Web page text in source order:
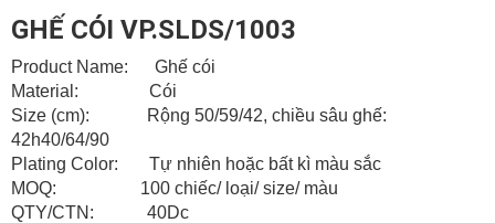
GHẾ CÓI VP.SLDS/1003
Product Name: Ghế cói
Material: Cói
Size (cm): Rộng 50/59/42, chiều sâu ghế:
42h40/64/90
Plating Color: Tự nhiên hoặc bất kì màu sắc
MOQ: 100 chiếc/ loại/ size/ màu
QTY/CTN: 40Dc